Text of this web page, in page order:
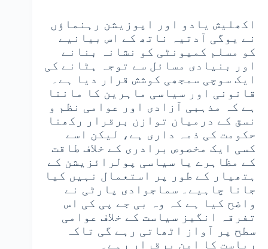
اکھلیش یادو اور اپوزیشن رہنماؤں
نے یوگی آدتیہ ناتھ کے اس بیانیے
کو مسلم کمیونٹی کو نشانہ بنانے
اور بنیادی مسائل سے توجہ ہٹانے کی
ایک سوچی سمجھی کوشش قرار دیا ہے۔
قانونی اور سیاسی ماہرین کا ماننا
ہے کہ مذہبی آزادی اور عوامی نظم و
نسق کے درمیان توازن برقرار رکھنا
حکومت کی ذمہ داری ہے، لیکن اسے
کسی ایک مخصوص برادری کے خلاف طاقت
کے مظاہرے یا سیاسی پولرائزیشن کے
ہتھیار کے طور پر استعمال نہیں کیا
جانا چاہیے۔ سماجوادی پارٹی نے
واضح کیا ہے کہ وہ بی جے پی کی اس
تفرقہ انگیز سیاست کے خلاف عوامی
سطح پر آواز اٹھاتی رہے گی تاکہ
ریاست کا امن برقرار رہے۔